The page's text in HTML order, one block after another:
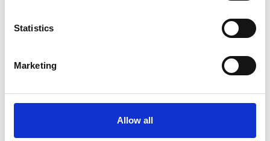
Statistics
Marketing
Allow all
La Škoda avvia la produzione del suo SUV Peaq